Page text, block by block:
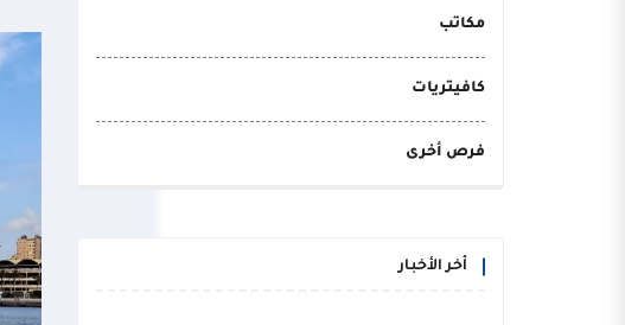
مكاتب
كافيتريات
فرص أخرى
أخر الأخبار